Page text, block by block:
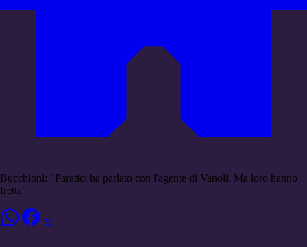
Bucchioni: "Paratici ha parlato con l'agente di Vanoli. Ma loro hanno
fretta"